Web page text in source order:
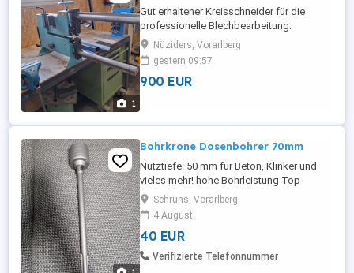
1
Gut erhaltener Kreisschneider für die
professionelle Blechbearbeitung.
Technisch einwandfrei und sofort
einsatzbereit. - mehr Information bitte per
Telefon.
Nüziders, Vorarlberg
gestern 09:57
900 EUR
Bohrkrone Dosenbohrer 70mm
Nutztiefe: 50 mm für Beton, Klinker und
vieles mehr! hohe Bohrleistung Top-
Qualität Beschreibung Bohrkrone für
Bohrhammer mit SDS Aufnahme: für
Beton, Mauerwerk, Naturstein, Klinker usw.
Eigenschaften/Vorteile: - hohe
Bohrleistung (Vortrieb) - hohe Stabilität -
Schruns, Vorarlberg
4 August
40 EUR
Verifizierte Telefonnummer